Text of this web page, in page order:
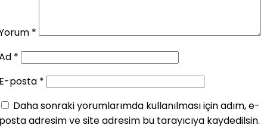
*
*
posta *
Daha sonraki yorumlarımda kullanılması için adım, e-
adresim ve site adresim bu tarayıcıya kaydedilsin.